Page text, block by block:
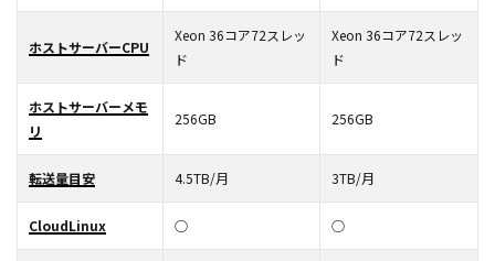
ホストサーバーCPU
Xeon 36コア72スレッ
ド
Xeon 36コア72スレッ
ド
ホストサーバーメモ
リ
256GB 256GB
転送量目安 4.5TB/月 3TB/月
CloudLinux ○ ○